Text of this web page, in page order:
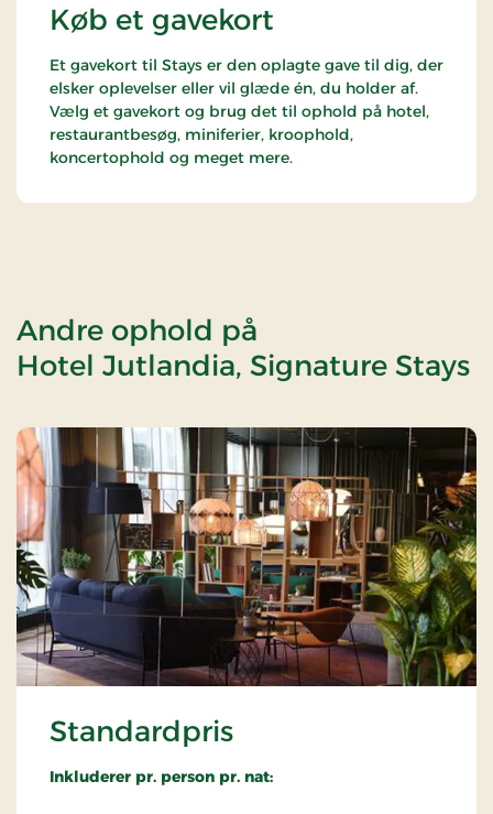
Køb et gavekort
Et gavekort til Stays er den oplagte gave til dig, der
elsker oplevelser eller vil glæde én, du holder af.
Vælg et gavekort og brug det til ophold på hotel,
restaurantbesøg, miniferier, kroophold,
koncertophold og meget mere.
Andre ophold på
Hotel Jutlandia, Signature Stays
Standardpris
Inkluderer pr. person pr. nat: